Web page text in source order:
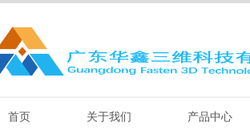
首页 关于我们 产品中心